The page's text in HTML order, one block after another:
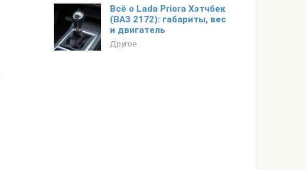
Всё о Lada Priora Хэтчбек
(ВАЗ 2172): габариты, вес
и двигатель
Другое